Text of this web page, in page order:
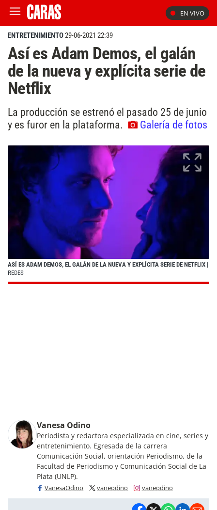
EN VIVO
ENTRETENIMIENTO29-06-2021 22:39
Así es Adam Demos, el galán
de la nueva y explícita serie de
Netflix
La producción se estrenó el pasado 25 de junio
y es furor en la plataforma.
Galería de fotos
ASÍ ES ADAM DEMOS, EL GALÁN DE LA NUEVA Y EXPLÍCITA SERIE DE NETFLIX |
REDES
Vanesa Odino
Periodista y redactora especializada en cine, series y
entretenimiento. Egresada de la carrera
Comunicación Social, orientación Periodismo, de la
Facultad de Periodismo y Comunicación Social de La
Plata (UNLP).
VanesaOdino vaneodino vaneodino